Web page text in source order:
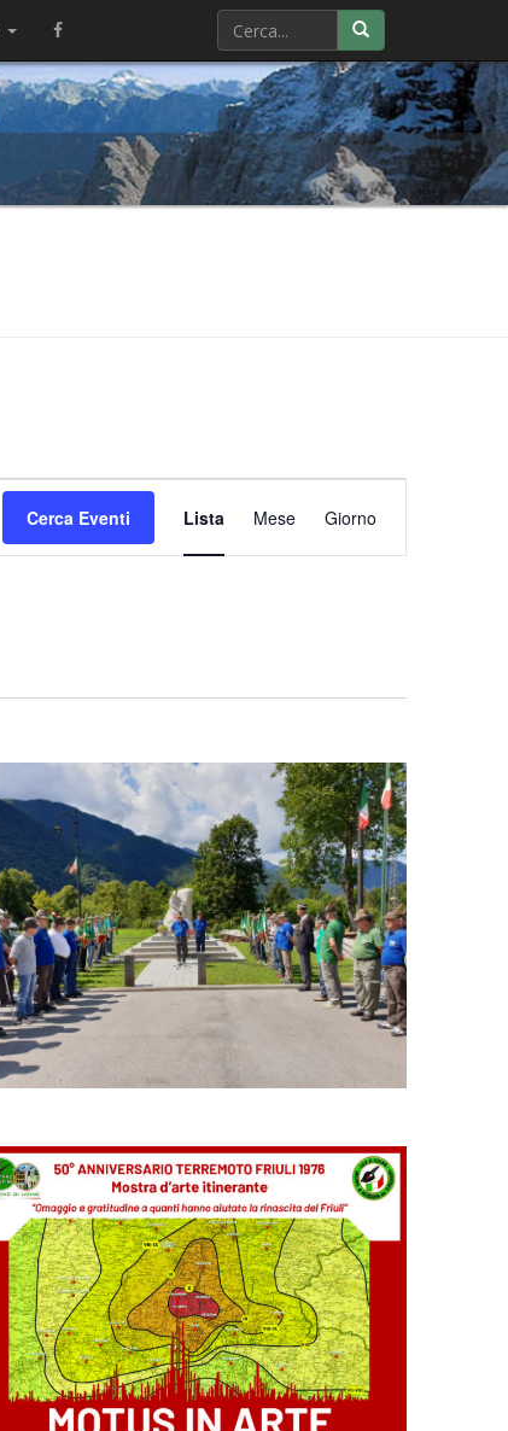
Cerca Eventi
Evento
Viste
Navigazione
Lista Mese Giorno